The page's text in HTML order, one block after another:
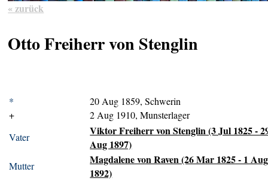
« zurück
Otto Freiherr von Stenglin
*
20 Aug 1859, Schwerin
+
2 Aug 1910, Munsterlager
Vater
Viktor Freiherr von Stenglin (3 Jul 1825 -
Aug 1897)
Mutter
Magdalene von Raven (26 Mar 1825 - 1 Aug
1892)